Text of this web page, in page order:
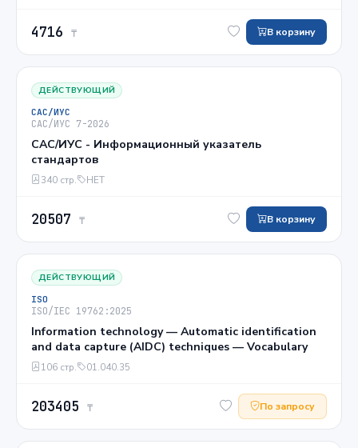
4716 ₸ В корзину
ДЕЙСТВУЮЩИЙ
САС/ИУС
САС/ИУС 7-2026
САС/ИУС - Информационный указатель
стандартов
340 стр. НЕТ
20507 ₸ В корзину
ДЕЙСТВУЮЩИЙ
ISO
ISO/IEC 19762:2025
Information technology — Automatic identification
and data capture (AIDC) techniques — Vocabulary
106 стр. 01.040.35
203405 ₸ По запросу